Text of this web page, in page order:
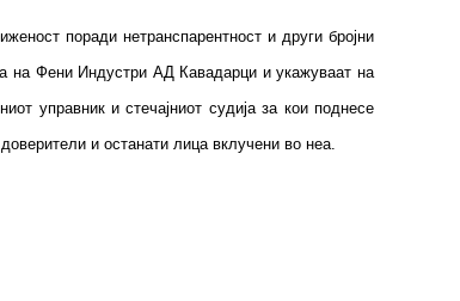
поради нетранспарентност и други бројни
на Фени Индустри АД Кавадарци и укажуваат на
управник и стечајниот судија за кои поднесе
и останати лица вклучени во неа.